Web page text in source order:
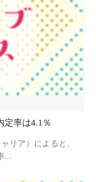
定率は4.1％
リア）によると、
…